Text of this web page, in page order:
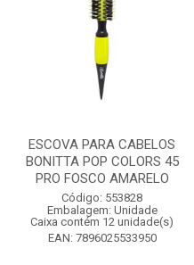
ESCOVA PARA CABELOS
BONITTA POP COLORS 45
PRO FOSCO AMARELO
Código: 553828
Embalagem: Unidade
Caixa contém 12 unidade(s)
EAN: 7896025533950